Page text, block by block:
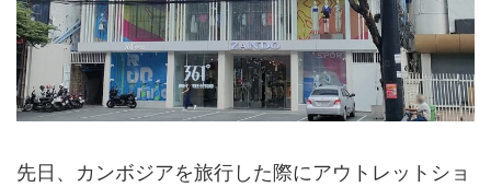
先日、カンボジアを旅行した際にアウトレットショ